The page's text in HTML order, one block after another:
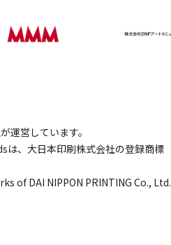
運営しています。
、大日本印刷株式会社の登録商標
of DAI NIPPON PRINTING Co., Ltd.